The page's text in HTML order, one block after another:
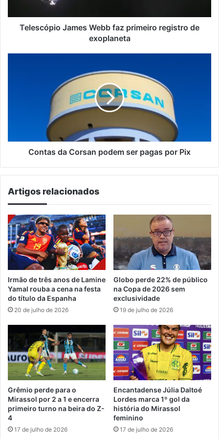
Telescópio James Webb faz primeiro registro de
exoplaneta
Contas da Corsan podem ser pagas por Pix
Artigos relacionados
Irmão de três anos de Lamine
Yamal rouba a cena na festa
do título da Espanha
20 de julho de 2026
Globo perde 22% de público
na Copa de 2026 sem
exclusividade
19 de julho de 2026
Grêmio perde para o
Mirassol por 2 a 1 e encerra
primeiro turno na beira do Z-
4
17 de julho de 2026
Encantadense Júlia Daltoé
Lordes marca 1º gol da
história do Mirassol
feminino
17 de julho de 2026